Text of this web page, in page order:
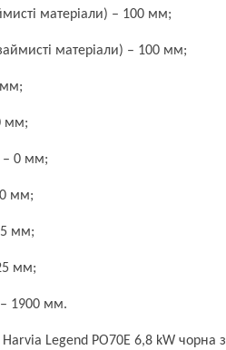
матеріали) – 100 мм;
матеріали) – 100 мм;
мм;
мм;
– 0 мм;
мм;
мм;
мм;
1900 мм.
Legend PO70E 6,8 kW чорна з